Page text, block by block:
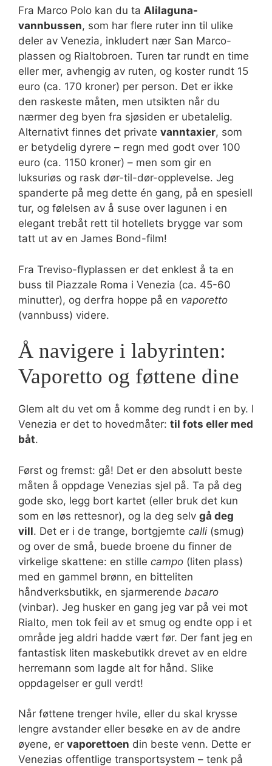
Fra Marco Polo kan du ta Alilaguna-
vannbussen, som har flere ruter inn til ulike
deler av Venezia, inkludert nær San Marco-
plassen og Rialtobroen. Turen tar rundt en time
eller mer, avhengig av ruten, og koster rundt 15
euro (ca. 170 kroner) per person. Det er ikke
den raskeste måten, men utsikten når du
nærmer deg byen fra sjøsiden er ubetalelig.
Alternativt finnes det private vanntaxier, som
er betydelig dyrere – regn med godt over 100
euro (ca. 1150 kroner) – men som gir en
luksuriøs og rask dør-til-dør-opplevelse. Jeg
spanderte på meg dette én gang, på en spesiell
tur, og følelsen av å suse over lagunen i en
elegant trebåt rett til hotellets brygge var som
tatt ut av en James Bond-film!
Fra Treviso-flyplassen er det enklest å ta en
buss til Piazzale Roma i Venezia (ca. 45-60
minutter), og derfra hoppe på en vaporetto
(vannbuss) videre.
Å navigere i labyrinten:
Vaporetto og føttene dine
Glem alt du vet om å komme deg rundt i en by. I
Venezia er det to hovedmåter: til fots eller med
båt.
Først og fremst: gå! Det er den absolutt beste
måten å oppdage Venezias sjel på. Ta på deg
gode sko, legg bort kartet (eller bruk det kun
som en løs rettesnor), og la deg selv gå deg
vill. Det er i de trange, bortgjemte calli (smug)
og over de små, buede broene du finner de
virkelige skattene: en stille campo (liten plass)
med en gammel brønn, en bitteliten
håndverksbutikk, en sjarmerende bacaro
(vinbar). Jeg husker en gang jeg var på vei mot
Rialto, men tok feil av et smug og endte opp i et
område jeg aldri hadde vært før. Der fant jeg en
fantastisk liten maskebutikk drevet av en eldre
herremann som lagde alt for hånd. Slike
oppdagelser er gull verdt!
Når føttene trenger hvile, eller du skal krysse
lengre avstander eller besøke en av de andre
øyene, er vaporettoen din beste venn. Dette er
Venezias offentlige transportsystem – tenk på